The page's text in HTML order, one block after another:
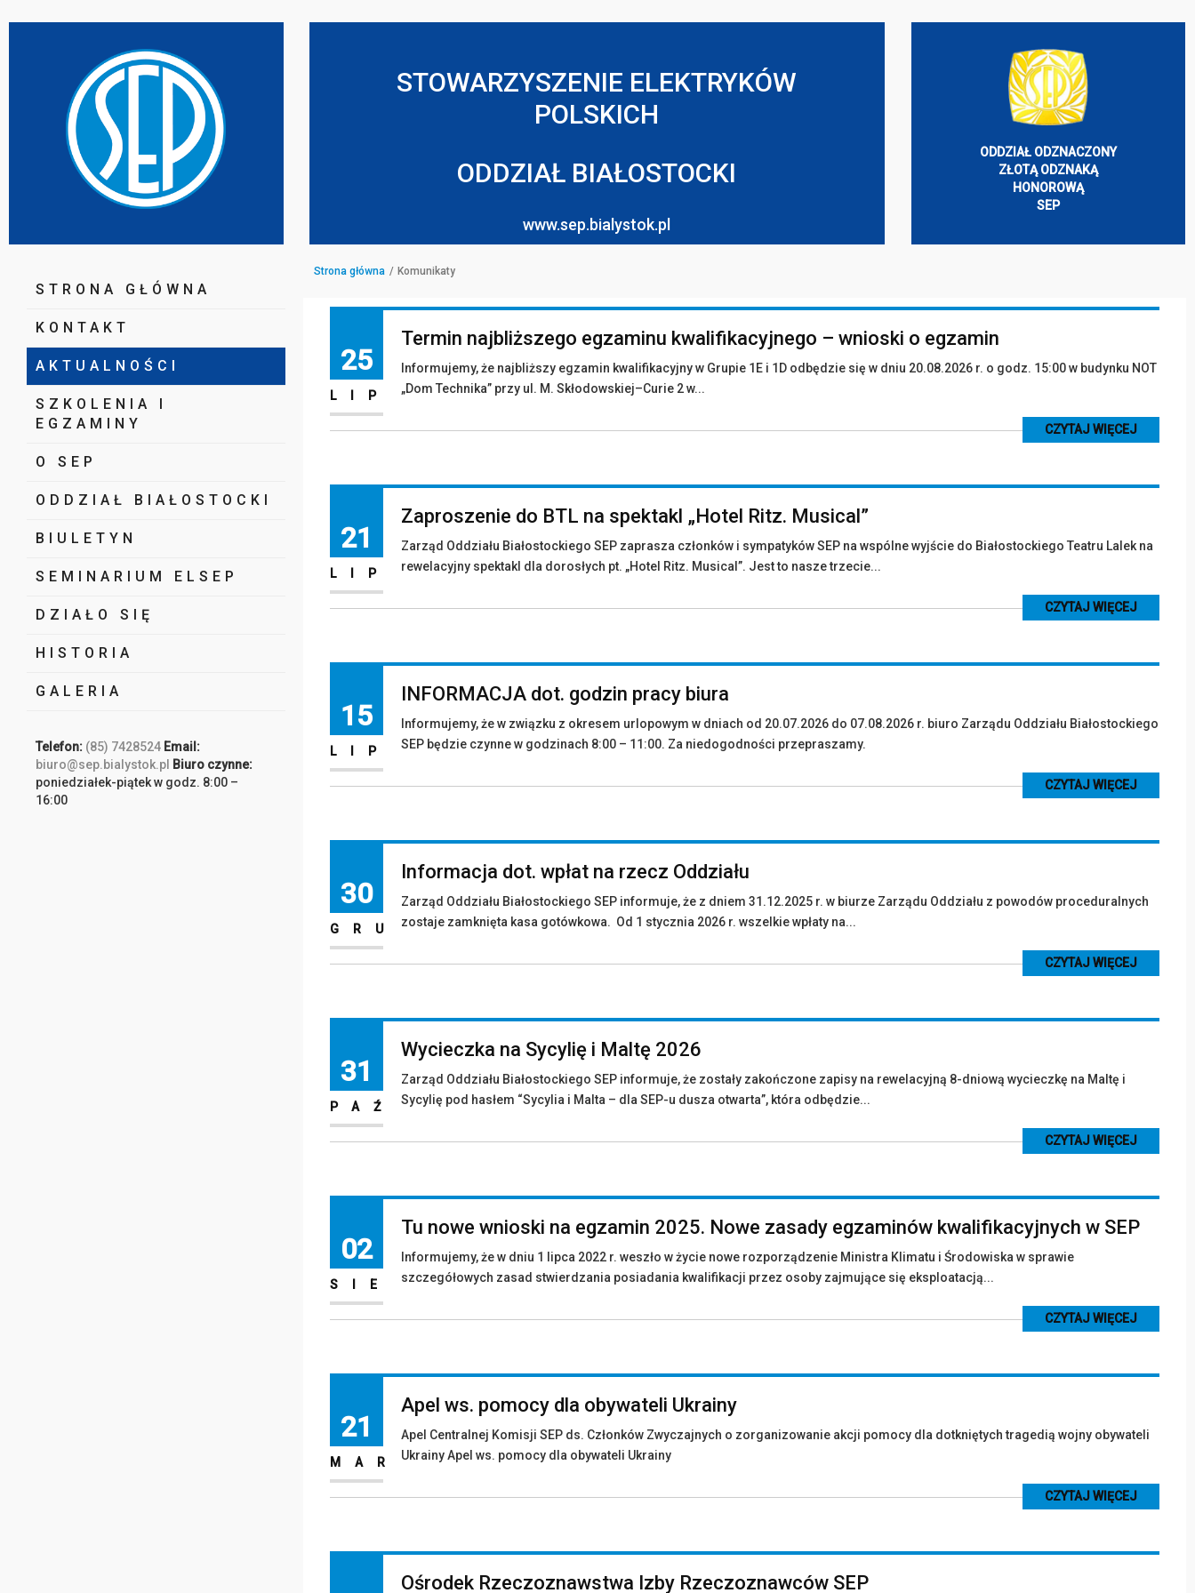
STOWARZYSZENIE ELEKTRYKÓW
POLSKICH
ODDZIAŁ BIAŁOSTOCKI
www.sep.bialystok.pl
ODDZIAŁ ODZNACZONY
ZŁOTĄ ODZNAKĄ
HONOROWĄ
SEP
STRONA GŁÓWNA
KONTAKT
AKTUALNOŚCI
SZKOLENIA I
EGZAMINY
O SEP
ODDZIAŁ BIAŁOSTOCKI
BIULETYN
SEMINARIUM ELSEP
DZIAŁO SIĘ
HISTORIA
GALERIA
Telefon: (85) 7428524 Email:
biuro@sep.bialystok.pl
Biuro czynne:
poniedziałek-piątek w godz. 8:00 –
16:00
Strona główna Komunikaty
25
LIP
Termin najbliższego egzaminu kwalifikacyjnego – wnioski o egzamin
Informujemy, że najbliższy egzamin kwalifikacyjny w Grupie 1E i 1D odbędzie się w dniu 20.08.2026 r. o godz. 15:00 w budynku NOT
„Dom Technika” przy ul. M. Skłodowskiej–Curie 2 w...
CZYTAJ WIĘCEJ
21
LIP
Zaproszenie do BTL na spektakl „Hotel Ritz. Musical”
Zarząd Oddziału Białostockiego SEP zaprasza członków i sympatyków SEP na wspólne wyjście do Białostockiego Teatru Lalek na
rewelacyjny spektakl dla dorosłych pt. „Hotel Ritz. Musical”. Jest to nasze trzecie...
CZYTAJ WIĘCEJ
15
LIP
INFORMACJA dot. godzin pracy biura
Informujemy, że w związku z okresem urlopowym w dniach od 20.07.2026 do 07.08.2026 r. biuro Zarządu Oddziału Białostockiego
SEP będzie czynne w godzinach 8:00 – 11:00. Za niedogodności przepraszamy.
CZYTAJ WIĘCEJ
30
GRU
Informacja dot. wpłat na rzecz Oddziału
Zarząd Oddziału Białostockiego SEP informuje, że z dniem 31.12.2025 r. w biurze Zarządu Oddziału z powodów proceduralnych
zostaje zamknięta kasa gotówkowa. Od 1 stycznia 2026 r. wszelkie wpłaty na...
CZYTAJ WIĘCEJ
31
PAŹ
Wycieczka na Sycylię i Maltę 2026
Zarząd Oddziału Białostockiego SEP informuje, że zostały zakończone zapisy na rewelacyjną 8-dniową wycieczkę na Maltę i
Sycylię pod hasłem “Sycylia i Malta – dla SEP-u dusza otwarta”, która odbędzie...
CZYTAJ WIĘCEJ
02
SIE
Tu nowe wnioski na egzamin 2025. Nowe zasady egzaminów kwalifikacyjnych w SEP
Informujemy, że w dniu 1 lipca 2022 r. weszło w życie nowe rozporządzenie Ministra Klimatu i Środowiska w sprawie
szczegółowych zasad stwierdzania posiadania kwalifikacji przez osoby zajmujące się eksploatacją...
CZYTAJ WIĘCEJ
21
MAR
Apel ws. pomocy dla obywateli Ukrainy
Apel Centralnej Komisji SEP ds. Członków Zwyczajnych o zorganizowanie akcji pomocy dla dotkniętych tragedią wojny obywateli
Ukrainy Apel ws. pomocy dla obywateli Ukrainy
CZYTAJ WIĘCEJ
Ośrodek Rzeczoznawstwa Izby Rzeczoznawców SEP